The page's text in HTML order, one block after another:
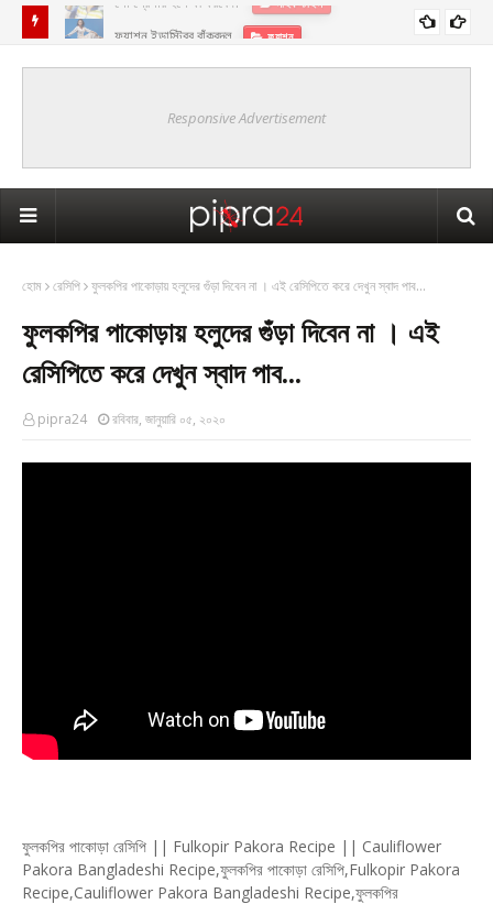
ফ্যাশন ইন্ডাস্ট্রির বাঁকবদল ফ‍্যাশন
Responsive Advertisement
হোম রেসিপি ফুলকপির পাকোড়ায় হলুদের গুঁড়া দিবেন না । এই রেসিপিতে করে দেখুন স্বাদ পাব...
ফুলকপির পাকোড়ায় হলুদের গুঁড়া দিবেন না । এই
রেসিপিতে করে দেখুন স্বাদ পাব...
pipra24 রবিবার, জানুয়ারি ০৫, ২০২০
ফুলকপির পাকোড়া রেসিপি || Fulkopir Pakora Recipe || Cauliflower
Pakora Bangladeshi Recipe,ফুলকপির পাকোড়া রেসিপি,Fulkopir Pakora
Recipe,Cauliflower Pakora Bangladeshi Recipe,ফুলকপির